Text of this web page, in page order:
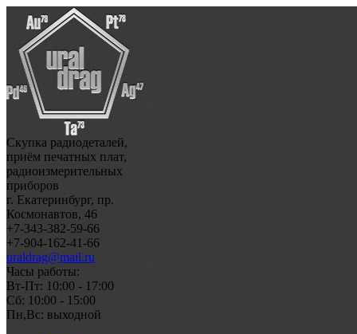
Скупка радиодеталей,
приём печатных плат,
радиоизмерительных
приборов
г. Екатеринбург, пр.
Космонавтов, 46
+7-343-382-59-66
+7-904-162-41-66
uraldrag@mail.ru
Часы работы:
Вт-Пт: 10:00 - 17:00
Сб: 10:00 - 15:00
Пн,Вс: выходной